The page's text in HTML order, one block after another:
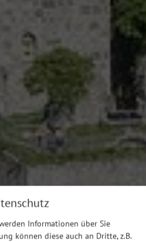
Informationen über Sie
können diese auch an Dritte, z.B.